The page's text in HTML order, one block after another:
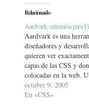
Relacionado
Aardvark: extensión para
Aardvark es una
diseñadores y
quieren ver
capas de las CSS y
colocadas en la web.
herramienta para
código fuente bruto
octubre 9, 2005
En «CSS»